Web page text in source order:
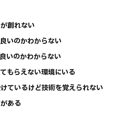
創れない
いのかわからない
いのかわからない
もらえない環境にいる
ているけど技術を覚えられない
ある